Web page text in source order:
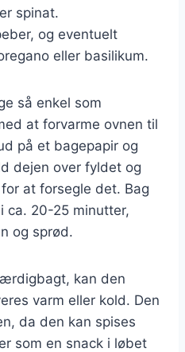
spinat.
og eventuelt
eller basilikum.
så enkel som
at forvarme ovnen til
på et bagepapir og
dejen over fyldet og
at forsegle det. Bag
ca. 20-25 minutter,
og sprød.
kan den
varm eller kold. Den
da den kan spises
som en snack i løbet